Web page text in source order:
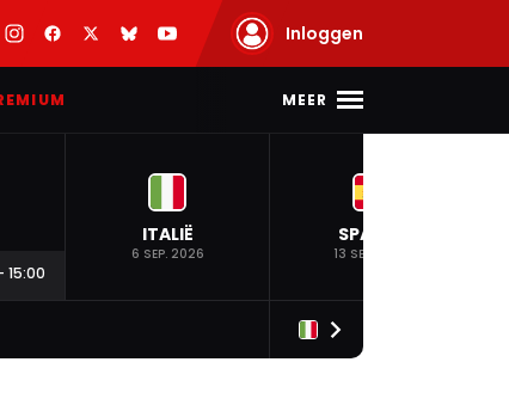
Inloggen
MEER
15:00
ITALIË
6 SEP. 2026
SPANJE
13 SEP. 2026